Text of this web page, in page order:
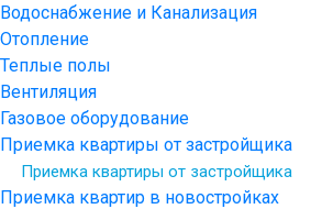
Водоснабжение и Канализация
Отопление
Теплые полы
Вентиляция
Газовое оборудование
Приемка квартиры от застройщика
Приемка квартиры от застройщика
Приемка квартир в новостройках